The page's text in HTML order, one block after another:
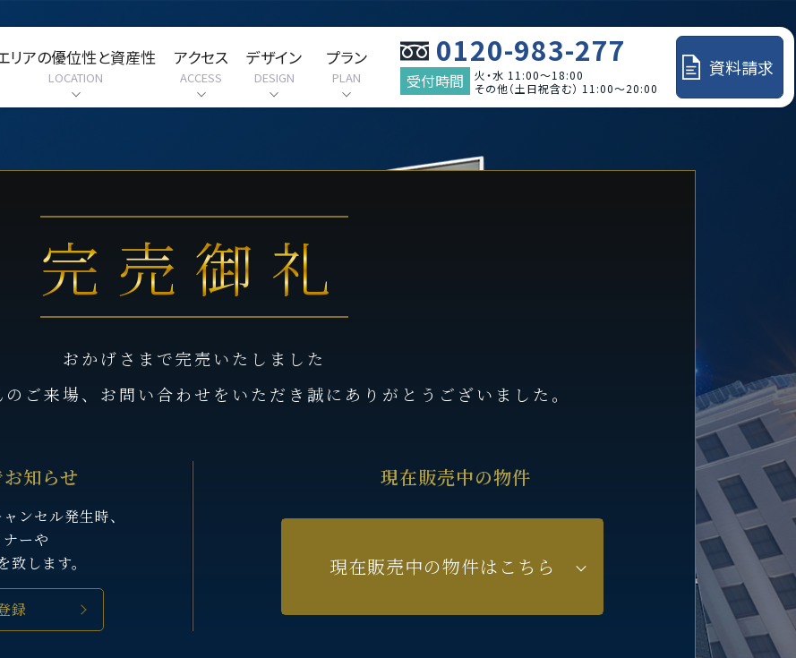
リアの優位性と資産性
LOCATION
アクセス
ACCESS
デザイン
DESIGN
プラン
PLAN
0120-983-277
受付時間
火・水 11:00～18:00
その他（土日祝含む） 11:00～20:00
資料請求
完売御礼
おかげさまで完売いたしました
ご来場、お問い合わせをいただき誠にありがとうございました。
知らせ
ンセル発生時、
ーや
します。
録
現在販売中の物件
現在販売中の物件はこちら